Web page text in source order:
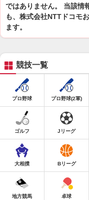
ではありません。 当該情
も、株式会社NTTドコモ
ます。
競技一覧
プロ野球 プロ野球(2軍)
ゴルフ Jリーグ
大相撲 Bリーグ
地方競馬 卓球